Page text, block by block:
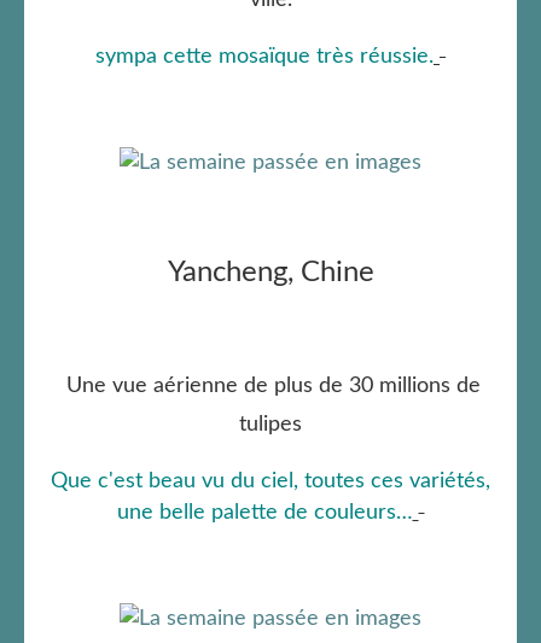
sympa cette mosaïque très réussie.
Yancheng, Chine
Une vue aérienne de plus de 30 millions de
tulipes
Que c'est beau vu du ciel, toutes ces variétés,
une belle palette de couleurs…